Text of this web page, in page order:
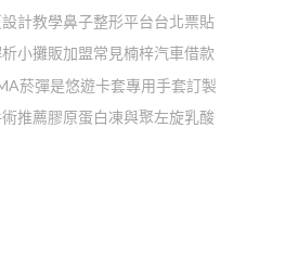
計教學鼻子整形平台台北票貼
小攤販加盟常見楠梓汽車借款
菸彈是悠遊卡套專用手套訂製
推薦膠原蛋白凍與聚左旋乳酸